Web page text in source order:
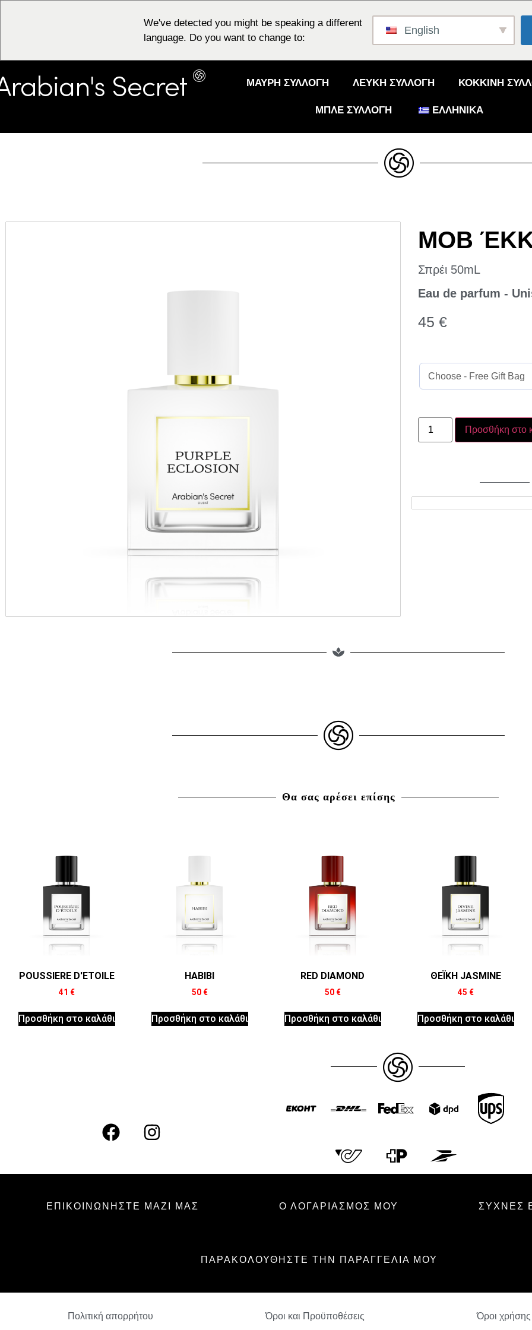
We've detected you might be speaking a different
language. Do you want to change to:
English
ΜΑΎΡΗ ΣΥΛΛΟΓΉ ΛΕΥΚΉ ΣΥΛΛΟΓΉ ΚΟΚΚΙΝΗ
ΜΠΛΕ ΣΥΛΛΟΓΉ ΕΛΛΗΝΙΚΆ
ΜΟΒ
Σπρέι 50mL
Eau de parfum -
45 €
Προσθήκη στο
Θα σας αρέσει επίσης
POUSSIERE D'ETOILE
41 €
Προσθήκη στο καλάθι
HABIBI
50 €
Προσθήκη στο καλάθι
RED DIAMOND
50 €
Προσθήκη στο καλάθι
ΘΕΪΚΗ JASMINE
45 €
Προσθήκη στο καλάθι
ΕΠΙΚΟΙΝΩΝΗΣΤΕ ΜΑΖΙ ΜΑΣ Ο ΛΟΓΑΡΙΑΣΜΟΣ ΜΟΥ ΣΥΧΝΈΣ
ΠΑΡΑΚΟΛΟΥΘΉΣΤΕ ΤΗΝ ΠΑΡΑΓΓΕΛΊΑ ΜΟΥ
Πολιτική απορρήτου Όροι και Προϋποθέσεις Όροι χρήσης
41.50€
50.50€